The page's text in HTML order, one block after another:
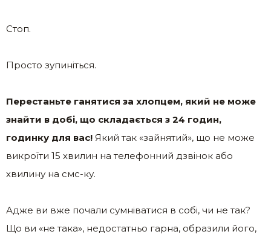
Стоп.
Просто зупиніться.
Перестаньте ганятися за хлопцем, який не може
знайти в добі, що складається з 24 годин,
годинку для вас! Який так «зайнятий», що не може
викроїти 15 хвилин на телефонний дзвінок або
хвилину на смс-ку.
Адже ви вже почали сумніватися в собі, чи не так?
Що ви «не така», недостатньо гарна, образили його,